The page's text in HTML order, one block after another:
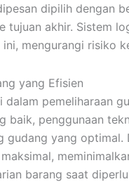
dipilih dengan
tujuan akhir. Sistem
mengurangi risiko
yang Efisien
pemeliharaan
baik, penggunaan
gudang yang
barang saat